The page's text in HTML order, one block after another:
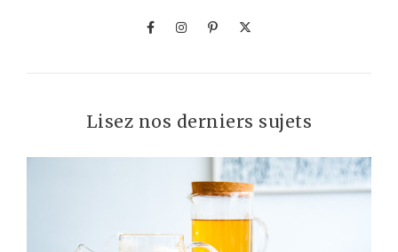
Lisez nos derniers sujets